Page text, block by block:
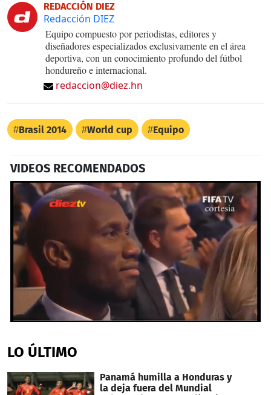
REDACCIÓN DIEZ
Redacción DIEZ
Equipo compuesto por periodistas, editores y
diseñadores especializados exclusivamente en el área
deportiva, con un conocimiento profundo del fútbol
hondureño e internacional.
redaccion@diez.hn
Brasil 2014 World cup Equipo
VIDEOS RECOMENDADOS
of
1
2
seconds
LO ÚLTIMO
Panamá humilla a Honduras y
la deja fuera del Mundial